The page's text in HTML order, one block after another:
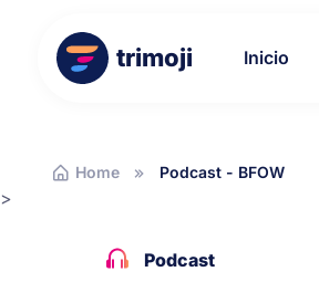
trimoji Inicio
Home Podcast - BFOW
>
Podcast